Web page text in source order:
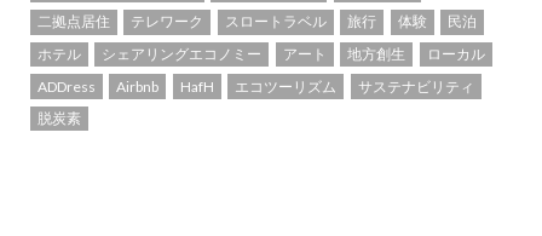
二拠点居住
テレワーク スロートラベル 旅行 体験
民泊
ホテル
シェアリングエコノミー アート 地方創生
ローカル
ADDress
Airbnb HafH エコツーリズム
サステナビリティ
脱炭素